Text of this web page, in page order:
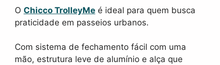
O Chicco TrolleyMe é ideal para quem busca
praticidade em passeios urbanos.
Com sistema de fechamento fácil com uma
mão, estrutura leve de alumínio e alça que